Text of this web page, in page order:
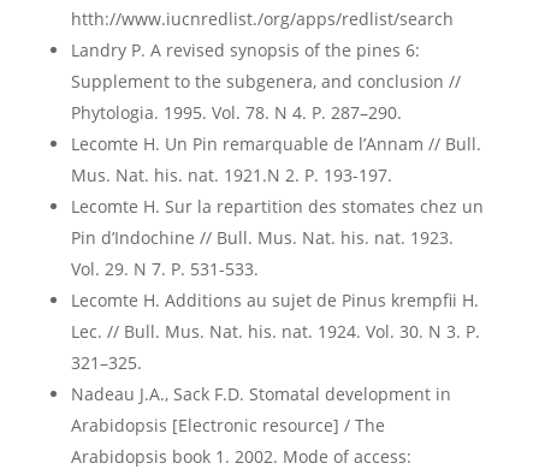
htth://www.iucnredlist./org/apps/redlist/search
Landry P. A revised synopsis of the pines 6:
Supplement to the subgenera, and conclusion //
Phytologia. 1995. Vol. 78. N 4. P. 287–290.
Lecomte H. Un Pin remarquable de l’Annam // Bull.
Mus. Nat. his. nat. 1921.N 2. Р. 193-197.
Lecomte H. Sur la repartition des stomates chez un
Pin d’Indochine // Bull. Mus. Nat. his. nat. 1923.
Vol. 29. N 7. Р. 531-533.
Lecomte H. Additions au sujet de Pinus krempfii H.
Lec. // Bull. Mus. Nat. his. nat. 1924. Vol. 30. N 3. Р.
321–325.
Nadeau J.A., Sack F.D. Stomatal development in
Arabidopsis [Electronic resource] / The
Arabidopsis book 1. 2002. Mode of access: